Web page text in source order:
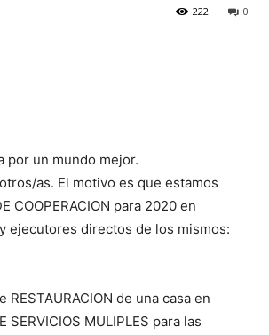
0
222
por un mundo mejor.
as. El motivo es que estamos
COOPERACION para 2020 en
ejecutores directos de los mismos:
de una casa en
MULIPLES para las